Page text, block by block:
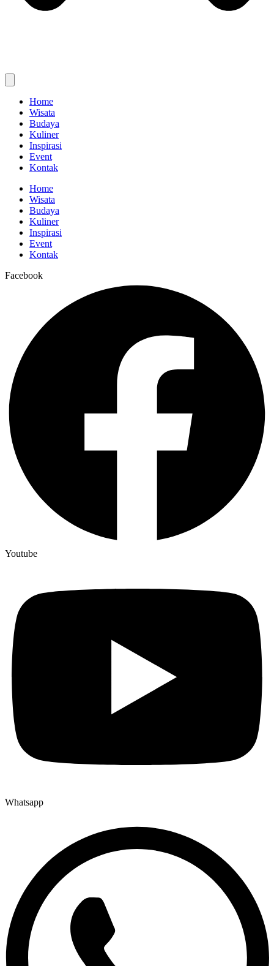
Home
Wisata
Budaya
Kuliner
Inspirasi
Event
Kontak
Home
Wisata
Budaya
Kuliner
Inspirasi
Event
Kontak
Facebook
Youtube
Whatsapp